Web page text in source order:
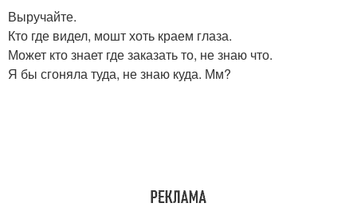
Выручайте.
Кто где видел, мошт хоть краем глаза.
Может кто знает где заказать то, не знаю что.
Я бы сгоняла туда, не знаю куда. Мм?